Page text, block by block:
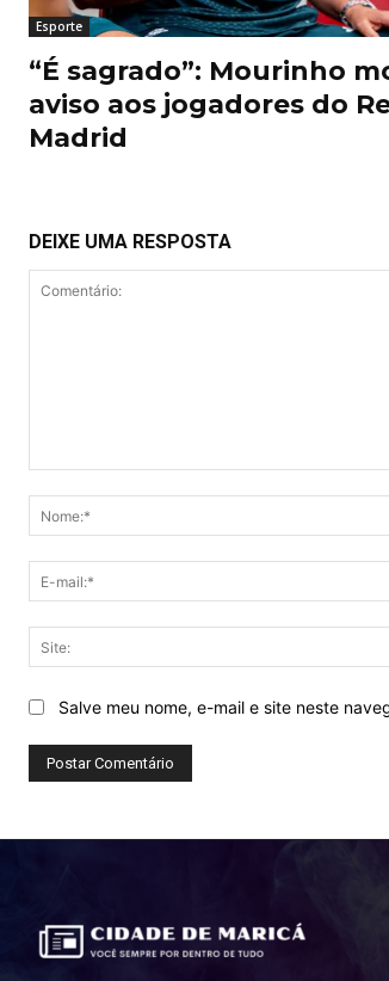
Esporte
“É sagrado”: Mourinho
aviso aos jogadores do
Madrid
DEIXE UMA RESPOSTA
Salve meu nome, e-mail e site neste